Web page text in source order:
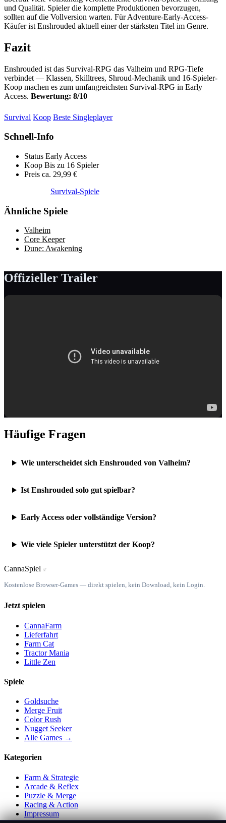
und Qualität. Spieler die komplette Produktionen bevorzugen,
sollten auf die Vollversion warten. Für Adventure-Early-Access-
Käufer ist Enshrouded aktuell einer der stärksten Titel im Genre.
Fazit
Enshrouded ist das Survival-RPG das Valheim und RPG-Tiefe
verbindet — Klassen, Skilltrees, Shroud-Mechanik und 16-Spieler-
Koop machen es zum umfangreichsten Survival-RPG in Early
Access. Bewertung: 8/10
Survival Koop Beste Singleplayer
Schnell-Info
Status Early Access
Koop Bis zu 16 Spieler
Preis ca. 29,99 €
Survival-Spiele
Ähnliche Spiele
Valheim
Core Keeper
Dune: Awakening
Offizieller Trailer
Häufige Fragen
Wie unterscheidet sich Enshrouded von Valheim?
Ist Enshrouded solo gut spielbar?
Early Access oder vollständige Version?
Wie viele Spieler unterstützt der Koop?
CannaSpiel ℒ
Kostenlose Browser-Games — direkt spielen, kein Download, kein Login.
Jetzt spielen
CannaFarm
Lieferfahrt
Farm Cat
Tractor Mania
Little Zen
Spiele
Goldsuche
Merge Fruit
Color Rush
Nugget Seeker
Alle Games →
Kategorien
Farm & Strategie
Arcade & Reflex
Puzzle & Merge
Racing & Action
Impressum